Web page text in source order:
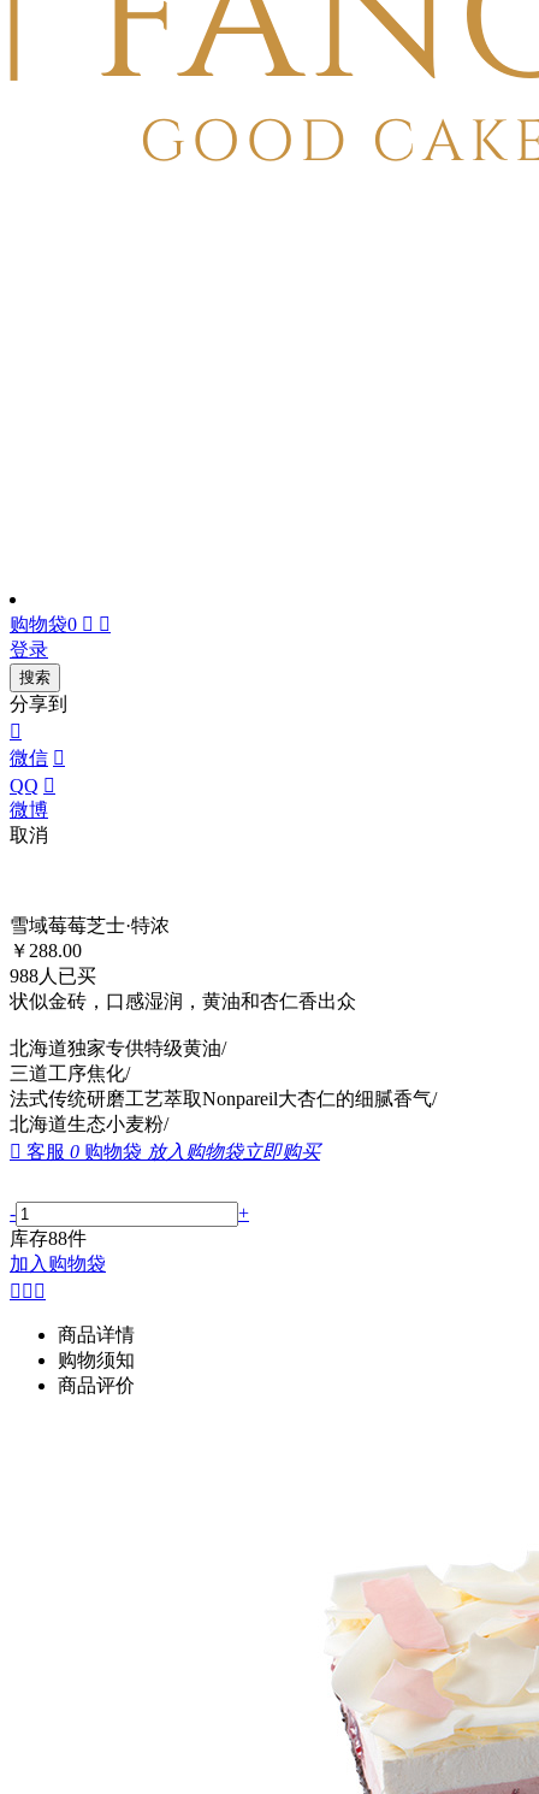
购物袋0  
登录
搜索
分享到

微信 
QQ 
微博
取消
雪域莓莓芝士·特浓
￥ 288.00
988人已买
状似金砖，口感湿润，黄油和杏仁香出众
北海道独家专供特级黄油/
三道工序焦化/
法式传统研磨工艺萃取Nonpareil大杏仁的细腻香气/
北海道生态小麦粉/
 客服 0 购物袋 放入购物袋立即购买
-
+
库存88件
加入购物袋
  
商品详情
购物须知
商品评价